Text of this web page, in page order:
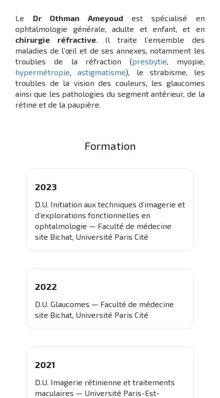
Le Dr Othman Ameyoud est spécialisé en
ophtalmologie générale, adulte et enfant, et en
chirurgie réfractive . Il traite l’ensemble des
maladies de l’œil et de ses annexes, notamment les
troubles de la réfraction (presbytie , myopie,
hypermétropie ,astigmatisme), le strabisme, les
troubles de la vision des couleurs, les glaucomes
ainsi que les pathologies du segment antérieur, de la
rétine et de la paupière.
Formation
2023
D.U. Initiation aux techniques d’imagerie et
d’explorations fonctionnelles en
ophtalmologie — Faculté de médecine
site Bichat, Université Paris Cité
2022
D.U. Glaucomes — Faculté de médecine
site Bichat, Université Paris Cité
2021
D.U. Imagerie rétinienne et traitements
maculaires — Université Paris-Est-